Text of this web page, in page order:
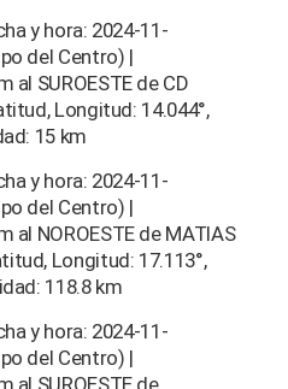
y hora: 2024-11-
del Centro) |
al SUROESTE de CD
Longitud: 14.044°,
15 km
y hora: 2024-11-
del Centro) |
al NOROESTE de MATIAS
Longitud: 17.113°,
118.8 km
y hora: 2024-11-
del Centro) |